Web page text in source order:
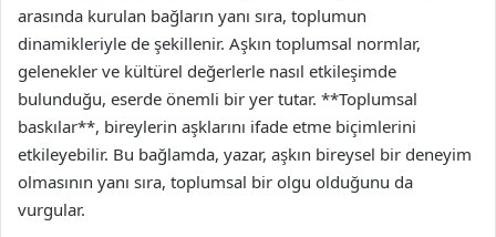
arasında kurulan bağların yanı sıra, toplumun
dinamikleriyle de şekillenir. Aşkın toplumsal normlar,
gelenekler ve kültürel değerlerle nasıl etkileşimde
bulunduğu, eserde önemli bir yer tutar. **Toplumsal
baskılar**, bireylerin aşklarını ifade etme biçimlerini
etkileyebilir. Bu bağlamda, yazar, aşkın bireysel bir deneyim
olmasının yanı sıra, toplumsal bir olgu olduğunu da
vurgular.